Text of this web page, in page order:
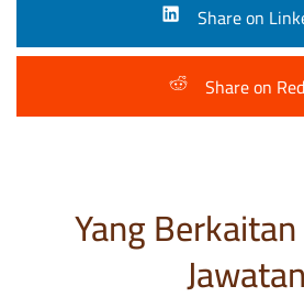
Share on
Share on
Yang
Jawatan